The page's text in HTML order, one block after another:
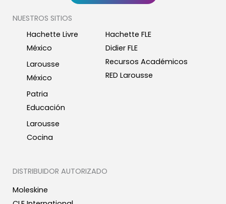
NUESTROS SITIOS
Hachette Livre
México
Larousse
México
Patria
Educación
Larousse
Cocina
Hachette FLE
Didier FLE
Recursos Académicos
RED Larousse
DISTRIBUIDOR AUTORIZADO
Moleskine